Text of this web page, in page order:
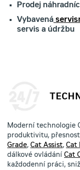
Prodej
Vybavená
servis a údržbu
Moderní technologie
produktivitu,
Grade, Cat Assist, Cat
dálkové ovládání Cat
každodenní práci,